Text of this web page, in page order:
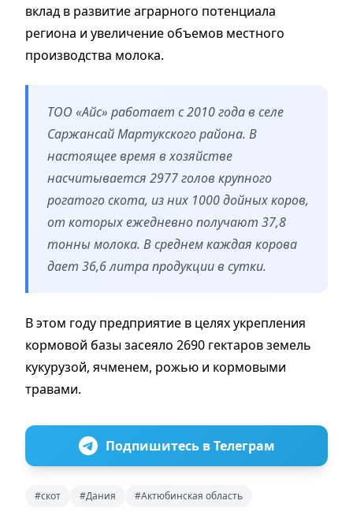
вклад в развитие аграрного потенциала
региона и увеличение объемов местного
производства молока.
ТОО «Айс» работает с 2010 года в селе
Саржансай Мартукского района. В
настоящее время в хозяйстве
насчитывается 2977 голов крупного
рогатого скота, из них 1000 дойных коров,
от которых ежедневно получают 37,8
тонны молока. В среднем каждая корова
дает 36,6 литра продукции в сутки.
В этом году предприятие в целях укрепления
кормовой базы засеяло 2690 гектаров земель
кукурузой, ячменем, рожью и кормовыми
травами.
Подпишитесь в Телеграм
#скот #Дания #Актюбинская область